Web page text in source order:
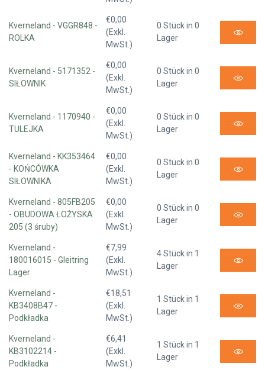
Kverneland - VGGR848 -
ROLKA
€0,00
(Exkl.
MwSt.)
0 Stück in 0
Lager
Kverneland - 5171352 -
SIŁOWNIK
€0,00
(Exkl.
MwSt.)
0 Stück in 0
Lager
Kverneland - 1170940 -
TULEJKA
€0,00
(Exkl.
MwSt.)
0 Stück in 0
Lager
Kverneland - KK353464
- KOŃCÓWKA
SIŁOWNIKA
€0,00
(Exkl.
MwSt.)
0 Stück in 0
Lager
Kverneland - 805FB205
- OBUDOWA ŁOŻYSKA
205 (3 śruby)
€0,00
(Exkl.
MwSt.)
0 Stück in 0
Lager
Kverneland -
180016015 - Gleitring
Lager
€7,99
(Exkl.
MwSt.)
4 Stück in 1
Lager
Kverneland -
KB3408B47 -
Podkładka
€18,51
(Exkl.
MwSt.)
1 Stück in 1
Lager
Kverneland -
KB3102214 -
Podkładka
€6,41
(Exkl.
MwSt.)
1 Stück in 1
Lager